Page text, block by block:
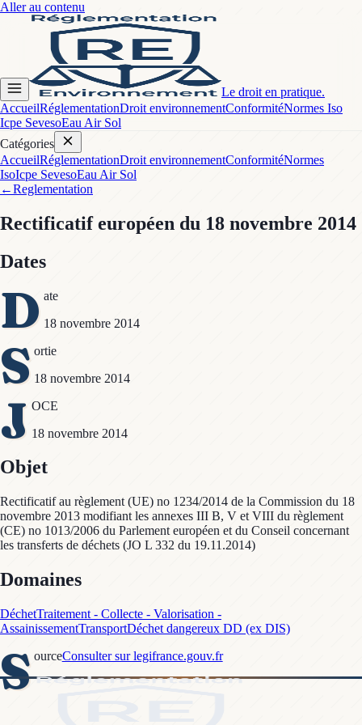
Aller au contenu
Le droit en pratique.
AccueilRéglementationDroit environnementConformitéNormes Iso
Icpe SevesoEau Air Sol
Catégories
AccueilRéglementationDroit environnementConformitéNormes
IsoIcpe SevesoEau Air Sol
←Reglementation
Rectificatif européen du 18 novembre 2014
Dates
D ate
18 novembre 2014
S ortie
18 novembre 2014
J OCE
18 novembre 2014
Objet
Rectificatif au règlement (UE) no 1234/2014 de la Commission du 18
novembre 2013 modifiant les annexes III B, V et VIII du règlement
(CE) no 1013/2006 du Parlement européen et du Conseil concernant
les transferts de déchets (JO L 332 du 19.11.2014)
Domaines
DéchetTraitement - Collecte - Valorisation -
AssainissementTransportDéchet dangereux DD (ex DIS)
S ourceConsulter sur legifrance.gouv.fr